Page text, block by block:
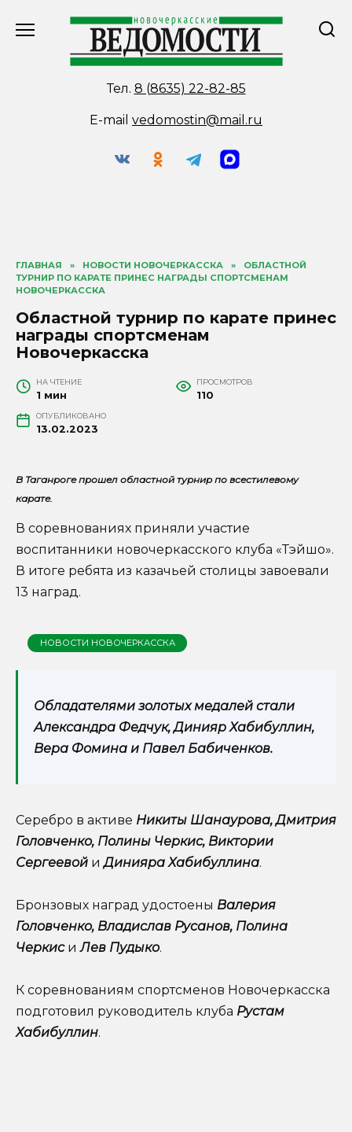
Тел. 8 (8635) 22-82-85
E-mail vedomostin@mail.ru
ГЛАВНАЯ » НОВОСТИ НОВОЧЕРКАССКА »
ОБЛАСТНОЙ
ТУРНИР ПО КАРАТЕ ПРИНЕС НАГРАДЫ СПОРТСМЕНАМ
НОВОЧЕРКАССКА
Областной турнир по карате принес
награды спортсменам
Новочеркасска
НА ЧТЕНИЕ
1 мин
ПРОСМОТРОВ
110
ОПУБЛИКОВАНО
13.02.2023
В Таганроге прошел областной турнир по всестилевому
карате.
В соревнованиях приняли участие
воспитанники новочеркасского клуба «Тэйшо».
В итоге ребята из казачьей столицы завоевали
13 наград.
НОВОСТИ НОВОЧЕРКАССКА
Обладателями золотых медалей стали
Александра Федчук, Динияр Хабибуллин,
Вера Фомина и Павел Бабиченков.
Серебро в активе Никиты Шанаурова, Дмитрия
Головченко, Полины Черкис, Виктории
Сергеевой иДинияра Хабибуллина.
Бронзовых наград удостоены Валерия
Головченко, Владислав Русанов, Полина
ЧеркисиЛев Пудыко.
К соревнованиям спортсменов Новочеркасска
подготовил руководитель клуба Рустам
Хабибуллин.